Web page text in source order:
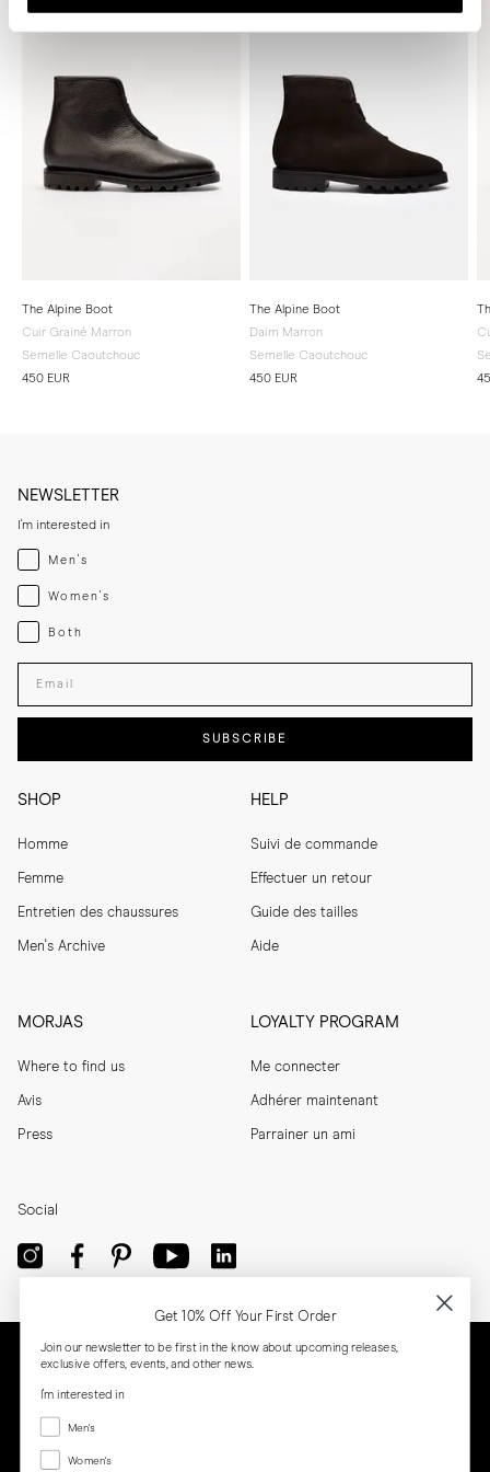
The Alpine Boot
Cuir Grainé Marron
Semelle Caoutchouc
450 EUR
The Alpine Boot
Daim Marron
Semelle Caoutchouc
450 EUR
SHOP
Homme
Femme
Entretien des chaussures
Men's Archive
HELP
Suivi de commande
Effectuer un retour
Guide des tailles
Aide
MORJAS
Where to find us
Avis
Press
LOYALTY PROGRAM
Me connecter
Adhérer maintenant
Parrainer un ami
NEWSLETTER
I'm interested in
Menswear
Men's
Womenswear
Women's
Both
Both
Enter your email adress
SUBSCRIBE
Social
Get 10% Off Your First Order
Join our newsletter to be first in the know about upcoming releases,
exclusive offers, events, and other news.
I'm interested in
Menswear
Men's
Women's
Women's